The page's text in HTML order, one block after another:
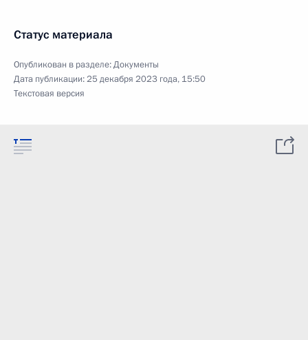
Статус материала
Опубликован в разделе:Документы
Дата публикации:25 декабря 2023 года, 15:50
Текстовая версия